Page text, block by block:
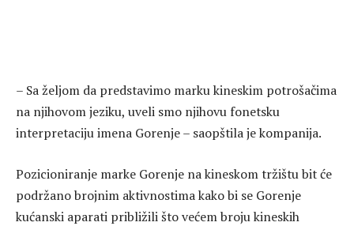
– Sa željom da predstavimo marku kineskim potrošačima
na njihovom jeziku, uveli smo njihovu fonetsku
interpretaciju imena Gorenje – saopštila je kompanija.
Pozicioniranje marke Gorenje na kineskom tržištu bit će
podržano brojnim aktivnostima kako bi se Gorenje
kućanski aparati približili što većem broju kineskih